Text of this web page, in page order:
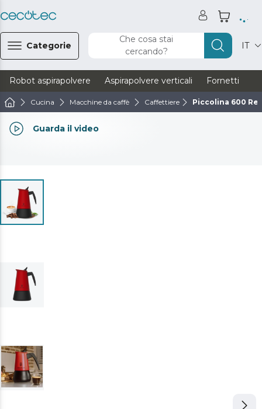
Categorie
Che cosa stai
cercando?
IT
Robot aspirapolvere Aspirapolvere verticali Fornetti
Cucina Macchine da caffè Caffettiere Piccolina 600
Guarda il video